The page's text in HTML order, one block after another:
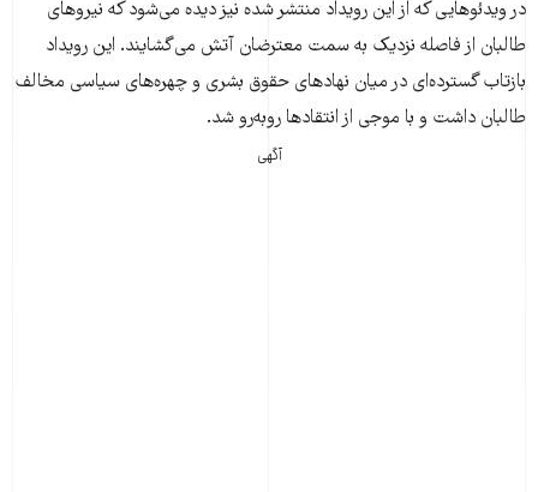
در ویدئوهایی که از این رویداد منتشر شده نیز دیده می‌شود که نیروهای
طالبان از فاصله نزدیک به سمت معترضان آتش می‌گشایند. این رویداد
بازتاب گسترده‌ای در میان نهادهای حقوق بشری و چهره‌های سیاسی مخالف
طالبان داشت و با موجی از انتقادها روبه‌رو شد.
آگهی